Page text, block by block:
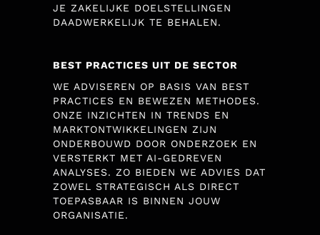
JE ZAKELIJKE DOELSTELLINGEN
DAADWERKELIJK TE BEHALEN.
BEST PRACTICES UIT DE SECTOR
WE ADVISEREN OP BASIS VAN BEST
PRACTICES EN BEWEZEN METHODES.
ONZE INZICHTEN IN TRENDS EN
MARKTONTWIKKELINGEN ZIJN
ONDERBOUWD DOOR ONDERZOEK EN
VERSTERKT MET AI-GEDREVEN
ANALYSES. ZO BIEDEN WE ADVIES DAT
ZOWEL STRATEGISCH ALS DIRECT
TOEPASBAAR IS BINNEN JOUW
ORGANISATIE.